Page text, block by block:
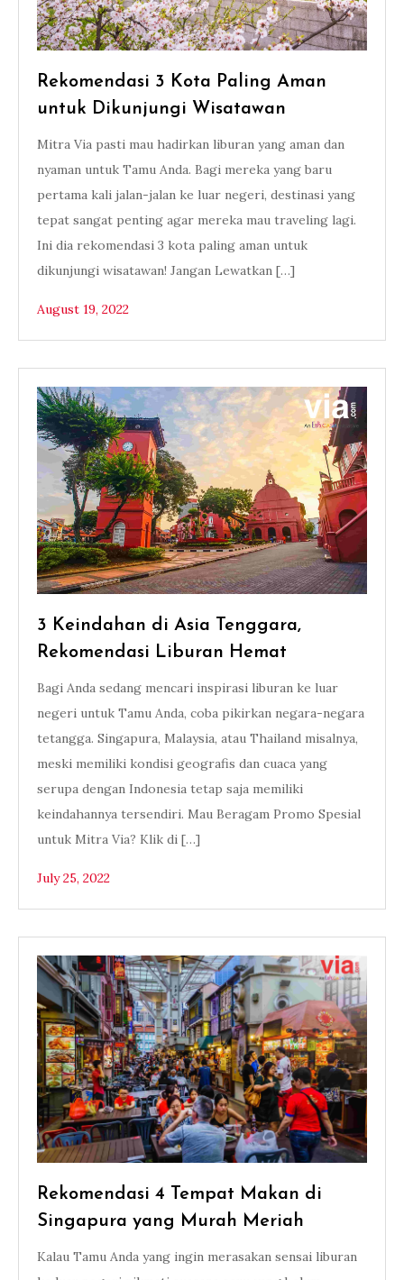
Rekomendasi 3 Kota Paling Aman
untuk Dikunjungi Wisatawan
Mitra Via pasti mau hadirkan liburan yang aman dan
nyaman untuk Tamu Anda. Bagi mereka yang baru
pertama kali jalan-jalan ke luar negeri, destinasi yang
tepat sangat penting agar mereka mau traveling lagi.
Ini dia rekomendasi 3 kota paling aman untuk
dikunjungi wisatawan! Jangan Lewatkan […]
August 19, 2022
3 Keindahan di Asia Tenggara,
Rekomendasi Liburan Hemat
Bagi Anda sedang mencari inspirasi liburan ke luar
negeri untuk Tamu Anda, coba pikirkan negara-negara
tetangga. Singapura, Malaysia, atau Thailand misalnya,
meski memiliki kondisi geografis dan cuaca yang
serupa dengan Indonesia tetap saja memiliki
keindahannya tersendiri. Mau Beragam Promo Spesial
untuk Mitra Via? Klik di […]
July 25, 2022
Rekomendasi 4 Tempat Makan di
Singapura yang Murah Meriah
Kalau Tamu Anda yang ingin merasakan sensai liburan